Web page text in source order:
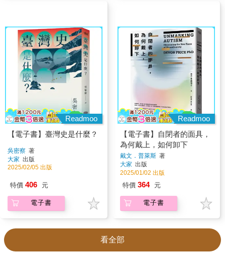
Readmoo
【電子書】臺灣史是什麼？
吳密察 著
大家 出版
2025/02/05 出版
特價 406 元
電子書
Readmoo
【電子書】自閉者的面具，
為何戴上，如何卸下
戴文．普萊斯 著
大家 出版
2025/01/02 出版
特價 364 元
電子書
看全部